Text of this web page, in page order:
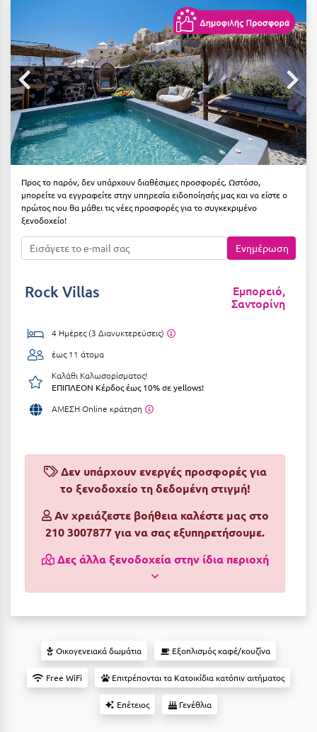
Αλεξανδρούπολη
Αλισσός Αχαΐας
Αλόννησος
Αμαλιάδα
Αμάρυνθος
Αμφίκλεια
Ανάβυσσος
Άνδρος
Αργολίδα
Αριδαία
Αρκαδία
Αρκίτσα
Αρχαία Ολυμπία
Αστυπάλαια
Αττική
Βansko
Βραχάτι Κορινθίας
Διαμονή Μόνο
Πρωινό
Ημιδιατροφή
Ημιδιατροφή + Ποτά
Πλήρης Διατροφή
Ένα Γεύμα
Δύο Γεύματα + Ποτά
ΤΎΠΟΣ ΚΑΤΑΛΎΜΑΤΟΣ
Ξενοδοχεία 1 Αστέρι
Ξενοδοχεία 3 Αστέρων
Ξενοδοχεία 4 Αστέρων
Ξενοδοχεία 5 Αστέρων
Βίλες
Ενοικιαζόμενα Δωμάτια
Studios
Boutique Hotels
Δες όλες τις προσφορές
Προς το παρόν, δεν υπάρχουν διαθέσιμες προσφορές. Ωστόσο,
μπορείτε να εγγραφείτε στην υπηρεσία ειδοποίησής μας και να είστε ο
πρώτος που θα μάθει τις νέες προσφορές για το συγκεκριμένο
ξενοδοχείο!
Ενημέρωση
Rock Villas
Εμπορειό,
Σαντορίνη
4 Ημέρες (3 Διανυκτερεύσεις)
έως 11 άτομα
Καλάθι Καλωσορίσματος!
ΕΠΙΠΛΕΟΝ Κέρδος έως 10% σε yellows!
ΑΜΕΣΗ Online κράτηση
Δεν υπάρχουν ενεργές προσφορές για
το ξενοδοχείο τη δεδομένη στιγμή!
Αν χρειάζεστε βοήθεια καλέστε μας στο
210 3007877 για να σας εξυπηρετήσουμε.
Δες άλλα ξενοδοχεία στην ίδια περιοχή
Οικογενειακά δωμάτια Εξοπλισμός καφέ/κουζίνα
Free WiFi Επιτρέπονται τα Κατοικίδια κατόπιν αιτήματος
Επέτειος Γενέθλια